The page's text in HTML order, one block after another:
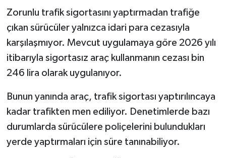
Zorunlu trafik sigortasını yaptırmadan trafiğe
çıkan sürücüler yalnızca idari para cezasıyla
karşılaşmıyor. Mevcut uygulamaya göre 2026 yılı
itibarıyla sigortasız araç kullanmanın cezası bin
246 lira olarak uygulanıyor.
Bunun yanında araç, trafik sigortası yaptırılıncaya
kadar trafikten men ediliyor. Denetimlerde bazı
durumlarda sürücülere poliçelerini bulundukları
yerde yaptırmaları için süre tanınabiliyor.